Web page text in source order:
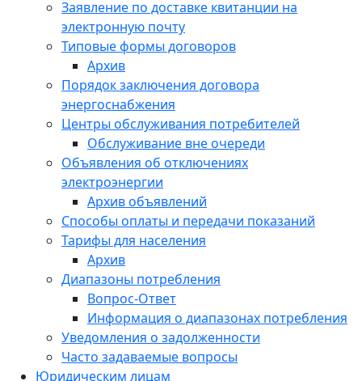
Заявление по доставке квитанции на
электронную почту
Типовые формы договоров
Архив
Порядок заключения договора
энергоснабжения
Центры обслуживания потребителей
Обслуживание вне очереди
Объявления об отключениях
электроэнергии
Архив объявлений
Способы оплаты и передачи показаний
Тарифы для населения
Архив
Диапазоны потребления
Вопрос-Ответ
Информация о диапазонах потребления
Уведомления о задолженности
Часто задаваемые вопросы
Юридическим лицам